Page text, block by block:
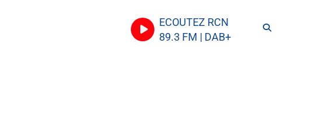
ECOUTEZ RCN
89.3 FM | DAB+